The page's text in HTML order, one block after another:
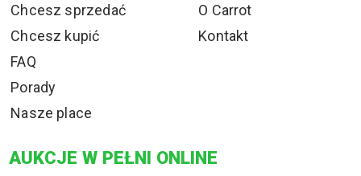
Chcesz sprzedać
Chcesz kupić
FAQ
Porady
Nasze place
O Carrot
Kontakt
AUKCJE W PEŁNI ONLINE